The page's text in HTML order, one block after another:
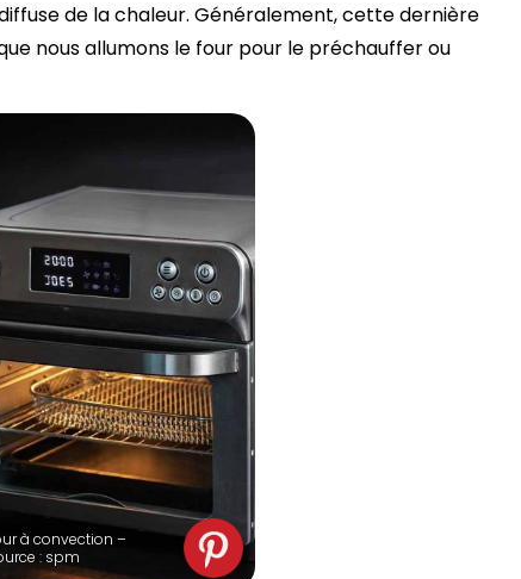
de la chaleur. Généralement, cette dernière
nous allumons le four pour le préchauffer ou
à convection –
: spm